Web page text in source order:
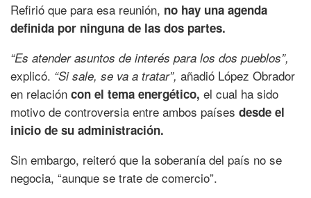
Refirió que para esa reunión, no hay una agenda
definida por ninguna de las dos partes.
“Es atender asuntos de interés para los dos pueblos”,
explicó. “Si sale, se va a tratar”, añadió López Obrador
en relación con el tema energético, el cual ha sido
motivo de controversia entre ambos países desde el
inicio de su administración.
Sin embargo, reiteró que la soberanía del país no se
negocia, “aunque se trate de comercio”.